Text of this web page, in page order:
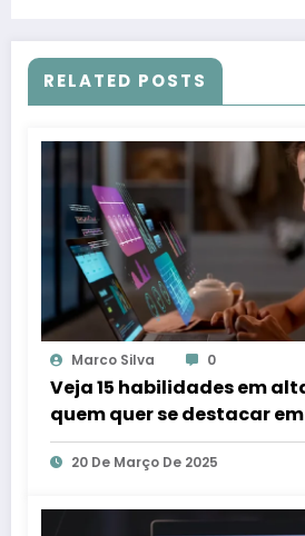
RELATED POSTS
Marco Silva 0
Veja 15 habilidades em
quem quer se destacar em
20 De Março De 2025